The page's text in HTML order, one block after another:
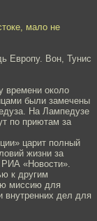
мало не
Европу. Вон, Тунис
времени около
были замечены
На Лампедузе
по приютам за
царит полный
жизни за
РИА «Новости».
к другим
миссию для
внутренних дел для